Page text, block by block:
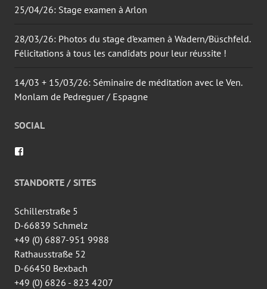
25/04/26: Stage examen à Arlon
28/03/26: Photos du stage d’examen à Wadern/Büschfeld.
Félicitations à tous les candidats pour leur réussite !
14/03 + 15/03/26: Séminaire de méditation avec le Ven.
Monlam de Pedreguer / Espagne
SOCIAL
de
wingtsun.arlon
Facebook
STANDORTE / SITES
Schillerstraße 5
D-66839 Schmelz
+49 (0) 6887-951 9988
Rathausstraße 52
D-66450 Bexbach
+49 (0) 6826 - 823 4207